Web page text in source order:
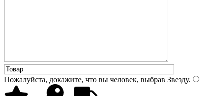
Пожалуйста, докажите, что вы человек, выбрав Звезду.